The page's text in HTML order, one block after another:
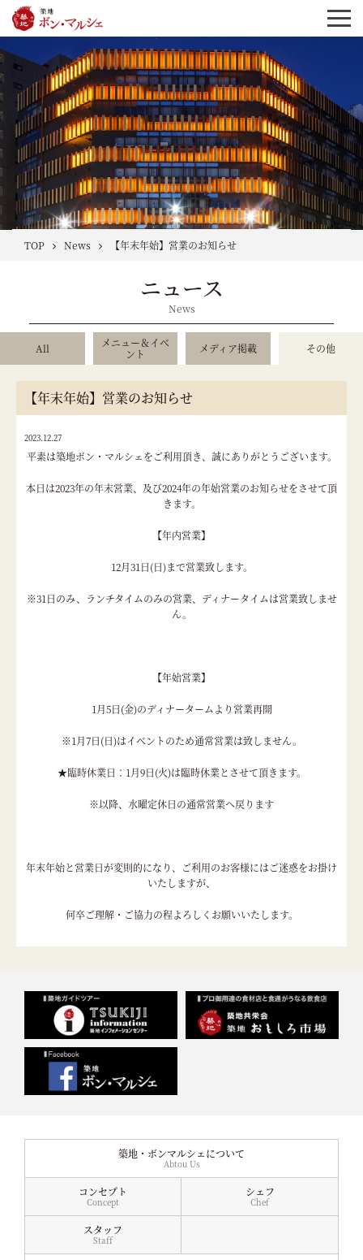
TOP News 【年末年始】営業のお知らせ
ニュース
News
All
メニュー＆イベ
ント
メディア掲載 その他
【年末年始】営業のお知らせ
2023.12.27
平素は築地ボン・マルシェをご利用頂き、誠にありがとうございます。
本日は2023年の年末営業、及び2024年の年始営業のお知らせをさせて頂
きます。
【年内営業】
12月31日(日)まで営業致します。
※31日のみ、ランチタイムのみの営業、ディナータイムは営業致しませ
ん。
【年始営業】
1月5日(金)のディナータームより営業再開
※1月7日(日)はイベントのため通常営業は致しません。
★臨時休業日：1月9日(火)は臨時休業とさせて頂きます。
※以降、水曜定休日の通常営業へ戻ります
年末年始と営業日が変則的になり、ご利用のお客様にはご迷惑をお掛け
いたしますが、
何卒ご理解・ご協力の程よろしくお願いいたします。
築地・ボンマルシェについて
Abtou Us
コンセプト
Concept
シェフ
Chef
スタッフ
Staff